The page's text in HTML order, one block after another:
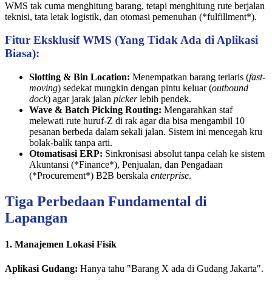
WMS tak cuma menghitung barang, tetapi menghitung rute berjalan
teknisi, tata letak logistik, dan otomasi pemenuhan (*fulfillment*).
Fitur Eksklusif WMS (Yang Tidak Ada di Aplikasi
Biasa):
Slotting & Bin Location: Menempatkan barang terlaris (fast-
moving) sedekat mungkin dengan pintu keluar (outbound
dock) agar jarak jalan pickerlebih pendek.
Wave & Batch Picking Routing: Mengarahkan staf
melewati rute huruf-Z di rak agar dia bisa mengambil 10
pesanan berbeda dalam sekali jalan. Sistem ini mencegah kru
bolak-balik tanpa arti.
Otomatisasi ERP: Sinkronisasi absolut tanpa celah ke sistem
Akuntansi (*Finance*), Penjualan, dan Pengadaan
(*Procurement*) B2B berskala enterprise.
Tiga Perbedaan Fundamental di
Lapangan
1. Manajemen Lokasi Fisik
Aplikasi Gudang: Hanya tahu "Barang X ada di Gudang Jakarta".